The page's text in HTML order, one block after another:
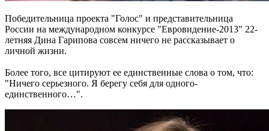
Победительница проекта "Голос" и представительница
России на международном конкурсе "Евровидение-2013" 22-
летняя Дина Гарипова совсем ничего не рассказывает о
личной жизни.
Более того, все цитируют ее единственные слова о том, что:
"Ничего серьезного. Я берегу себя для одного-
единственного…".